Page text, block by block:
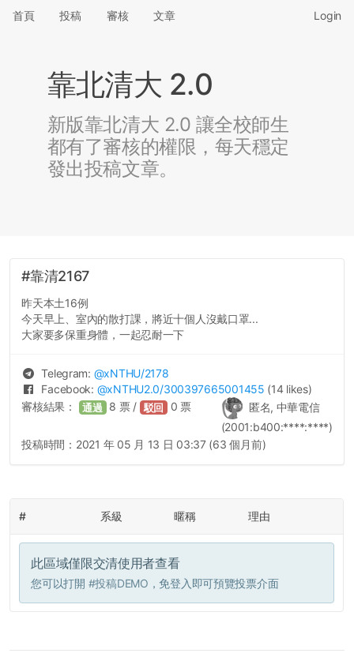
首頁 投稿 審核 文章 Login
靠北清大 2.0
新版靠北清大 2.0 讓全校師生
都有了審核的權限，每天穩定
發出投稿文章。
#靠清2167
昨天本土16例
今天早上、室內的散打課，將近十個人沒戴口罩...
大家要多保重身體，一起忍耐一下
Telegram: @xNTHU/2178
Facebook: @xNTHU2.0/300397665001455 (14 likes)
匿名, 中華電信
(2001:b400:****:****)
審核結果： 通過 8 票 / 駁回 0 票
投稿時間： 2021 年 05 月 13 日 03:37 (63 個月前)
# 系級 暱稱 理由
此區域僅限交清使用者查看
您可以打開 #投稿DEMO ，免登入即可預覽投票介面